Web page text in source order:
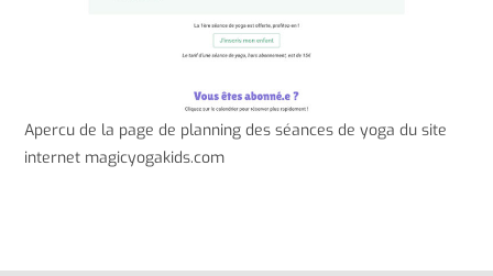
Apercu de la page de planning des séances de yoga du site
internet magicyogakids.com